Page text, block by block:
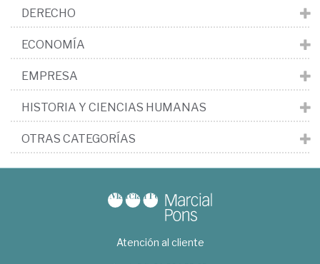
DERECHO
ECONOMÍA
EMPRESA
HISTORIA Y CIENCIAS HUMANAS
OTRAS CATEGORÍAS
Atención al cliente